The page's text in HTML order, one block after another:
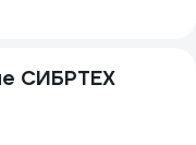
СИБРТЕХ